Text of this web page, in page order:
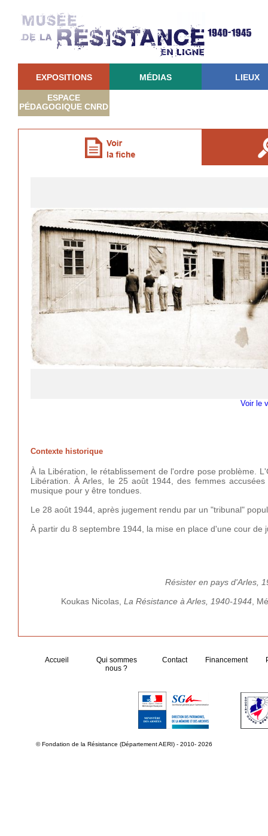
EXPOSITIONS MÉDIAS LIEUX
ESPACE
PÉDAGOGIQUE CNRD
Voir le
Contexte historique
À la Libération, le rétablissement de l'ordre pose problème.
Libération. À Arles, le 25 août 1944, des femmes
musique pour y être tondues.
Le 28 août 1944, après jugement rendu par un "tribunal"
À partir du 8 septembre 1944, la mise en place d'une cour
Résister en pays d'Arles,
Koukas Nicolas, La Résistance à Arles, 1940-1944 ,
Accueil
Qui sommes
nous ?
Contact Financement
© Fondation de la Résistance (Département AERI) - 2010- 2026